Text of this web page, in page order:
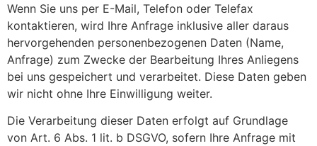
Wenn Sie uns per E-Mail, Telefon oder Telefax
kontaktieren, wird Ihre Anfrage inklusive aller daraus
hervorgehenden personenbezogenen Daten (Name,
Anfrage) zum Zwecke der Bearbeitung Ihres Anliegens
bei uns gespeichert und verarbeitet. Diese Daten geben
wir nicht ohne Ihre Einwilligung weiter.
Die Verarbeitung dieser Daten erfolgt auf Grundlage
von Art. 6 Abs. 1 lit. b DSGVO, sofern Ihre Anfrage mit